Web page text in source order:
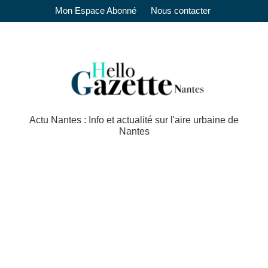
Mon Espace Abonné Nous contacter
Actu Nantes : Info et actualité sur l'aire urbaine de
Nantes